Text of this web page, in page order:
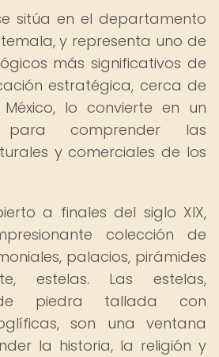
sitúa en el departamento
y representa uno de
más significativos de
estratégica, cerca de
lo convierte en un
comprender las
y comerciales de los
a finales del siglo XIX,
colección de
palacios, pirámides
estelas. Las estelas,
de piedra tallada con
son una ventana
la historia, la religión y